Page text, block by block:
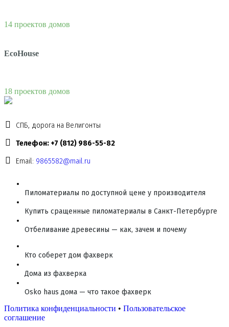
14 проектов домов
EcoHouse
18 проектов домов
СПБ, дорога на Велигонты
Телефон: +7 (812) 986-55-82
Email: 9865582@mail.ru
Пиломатериалы по доступной цене у производителя
Купить сращенные пиломатериалы в Санкт-Петербурге
Отбеливание древесины — как, зачем и почему
Кто соберет дом фахверк
Дома из фахверка
Osko haus дома — что такое фахверк
Политика конфиденциальности • Пользовательское
соглашение